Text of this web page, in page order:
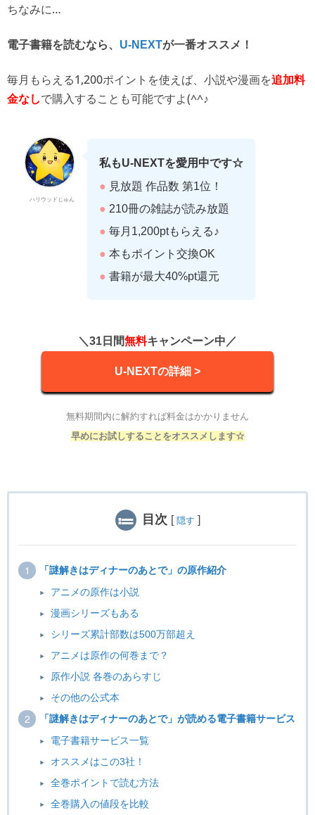
ちなみに…
電子書籍を読むなら、 U-NEXTが一番オススメ！
毎月もらえる1,200ポイントを使えば、 小説や漫画を追加料
金なしで購入することも可能ですよ(^^♪
ハリウッドじゅん
私もU-NEXTを愛用中です☆
● 見放題 作品数 第1位！
● 210冊の雑誌が読み放題
● 毎月1,200ptもらえる♪
● 本もポイント交換OK
● 書籍が最大40%pt還元
＼31日間無料キャンペーン中／
U-NEXTの詳細 >
無料期間内に解約すれば料金はかかりません
早めにお試しすることをオススメします☆
目次 [ 隠す ]
「謎解きはディナーのあとで」の原作紹介
アニメの原作は小説
漫画シリーズもある
シリーズ累計部数は500万部超え
アニメは原作の何巻まで？
原作小説 各巻のあらすじ
その他の公式本
「謎解きはディナーのあとで」が読める電子書籍サービス
電子書籍サービス一覧
オススメはこの3社！
全巻ポイントで読む方法
全巻購入の値段を比較